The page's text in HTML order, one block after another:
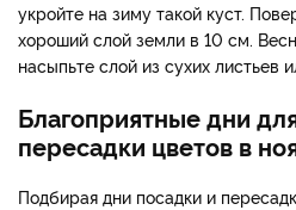
укройте на зиму такой куст.
хороший слой земли в 10 см.
насыпьте слой из сухих листьев
Благоприятные дни
пересадки цветов в
Подбирая дни посадки и